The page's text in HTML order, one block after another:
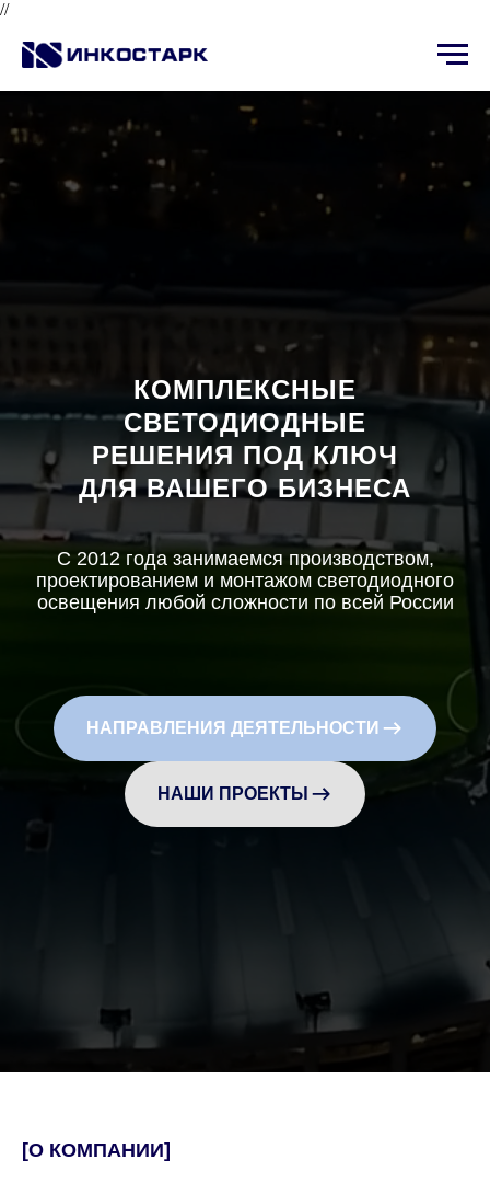
//
Профессиональное
светодиодное
освещение
инженерных
конструкцийКОМПЛЕКСНЫЕ
СВЕТОДИОДНЫЕ
РЕШЕНИЯ ПОД КЛЮЧ
ДЛЯ ВАШЕГО БИЗНЕСА
С 2012 года занимаемся производством,
проектированием и монтажом светодиодного
освещения любой сложности по всей России
НАПРАВЛЕНИЯ ДЕЯТЕЛЬНОСТИ
НАШИ ПРОЕКТЫ
[О КОМПАНИИ]